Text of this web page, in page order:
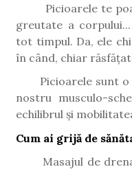
Picioarele te
greutate a
tot timpul. Da, ele
în când, chiar
Picioarele sunt
nostru musculo-
echilibrul și
Cum ai grijă de
Masajul de